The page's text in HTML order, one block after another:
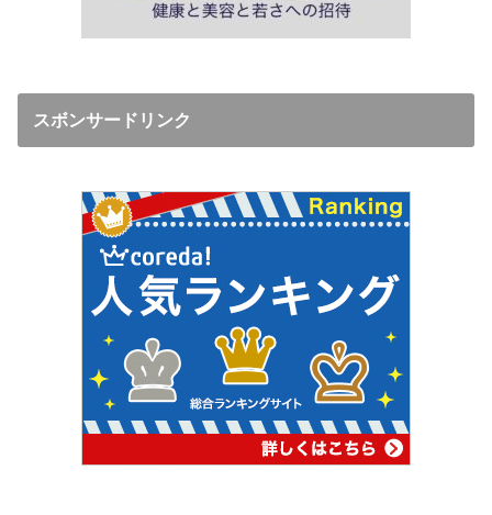
スボンサードリンク